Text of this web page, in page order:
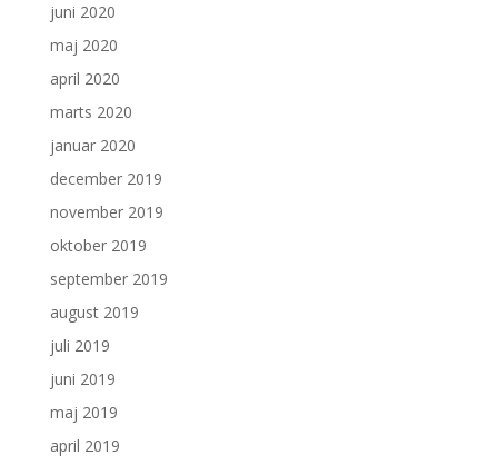
juni 2020
maj 2020
april 2020
marts 2020
januar 2020
december 2019
november 2019
oktober 2019
september 2019
august 2019
juli 2019
juni 2019
maj 2019
april 2019